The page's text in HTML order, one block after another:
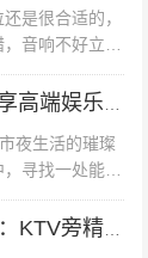
了精美的饮
事们交流感
。 再如一次
KTV庆祝生
喜欢的歌曲
们度过了一个
KTV凭借其优
是很合适的，
音响不好立马
很多，味道进
也便宜，团购
夜生活的璀璨
寻找一处能够
成为了许多人
史悠久又充满